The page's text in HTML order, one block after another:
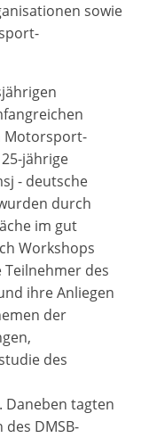
sowie
Motorsport-
jährige
- deutsche
durch
im gut
Workshops
des
ihre Anliegen
der
des
Daneben tagten
DMSB-
zu
Website.